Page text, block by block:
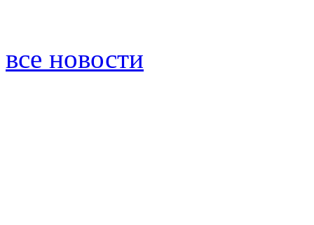
все новости